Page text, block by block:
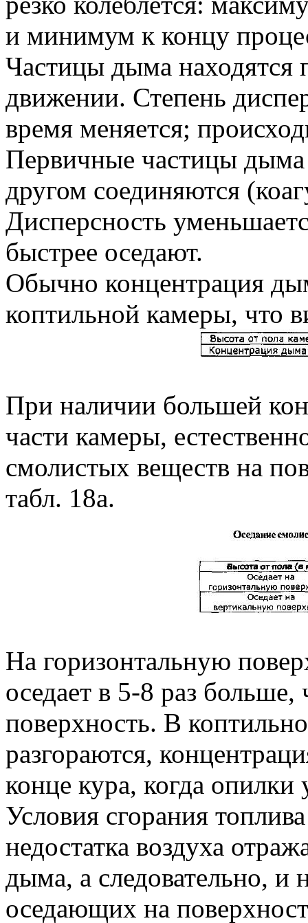
и минимум к концу
Частицы дыма находятся
движении. Степень
время меняется;
Первичные частицы дыма
другом соединяются
Дисперсность
быстрее оседают.
Обычно концентрация
коптильной камеры, что
При наличии большей
части камеры,
смолистых веществ на
табл. 18а.
На горизонтальную
оседает в 5-8 раз
поверхность. В
разгораются,
конце кура, когда опилки
Условия сгорания
недостатка воздуха
дыма, а следовательно, и
оседающих на